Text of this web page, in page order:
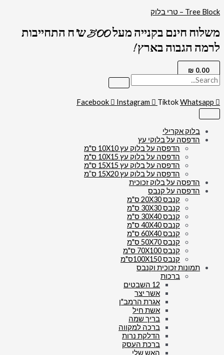
לתוכן
Tree Block – טרי בלוק
משלוח חינם בקנייה מעל 500 ש"ח התחייבות
לרמה הגבוה בארץ !
0.00
₪
Facebook Instagram TiktokWhatsapp
בלוק אקרילי
הדפסה על בלוקי עץ
הדפסה על בלוק עץ 10X10 ס"מ
הדפסה על בלוק עץ 10X15 ס"מ
הדפסה על בלוק עץ 15X15 ס"מ
הדפסה על בלוק עץ 15X20 ס”מ
הדפסה על בלוק זכוכית
הדפסה על קנבס
קנבס 20X30 ס"מ
קנבס 30X30 ס"מ
קנבס 30X40 ס"מ
קנבס 40X40 ס"מ
קנבס 60X40 ס"מ
קנבס 50X70 ס"מ
קנבס 70X100 ס"מ
קנבס 100X150ס"מ
תמונות זכוכית וקנבס
ברכות
12 השבטים
אשר יצר
אגרת הרמב"ן
אשת חיל
בריך שמה
ברכה למקווה
הדלקת נרות
ברכת העסק
האש שלי
של
-
תמונה
פנורמית
בית
המקדש
בשקיעה
קנבס
או